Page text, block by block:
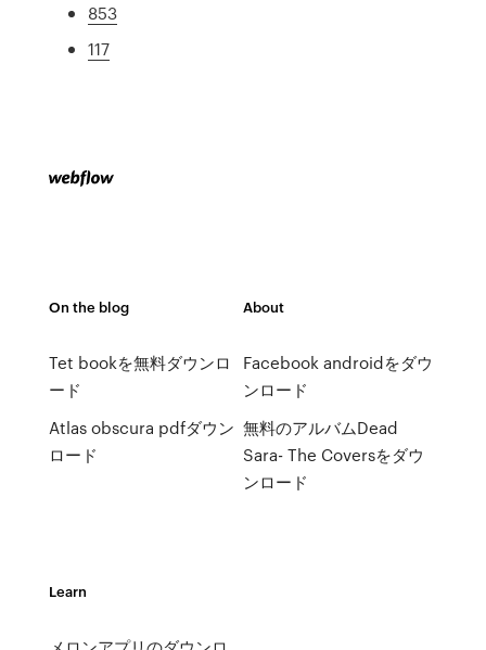
853
117
On the blog
Tet bookを無料ダウンロ
ード
Atlas obscura pdfダウン
ロード
About
Facebook androidをダウ
ンロード
無料のアルバムDead
Sara- The Coversをダウ
ンロード
Learn